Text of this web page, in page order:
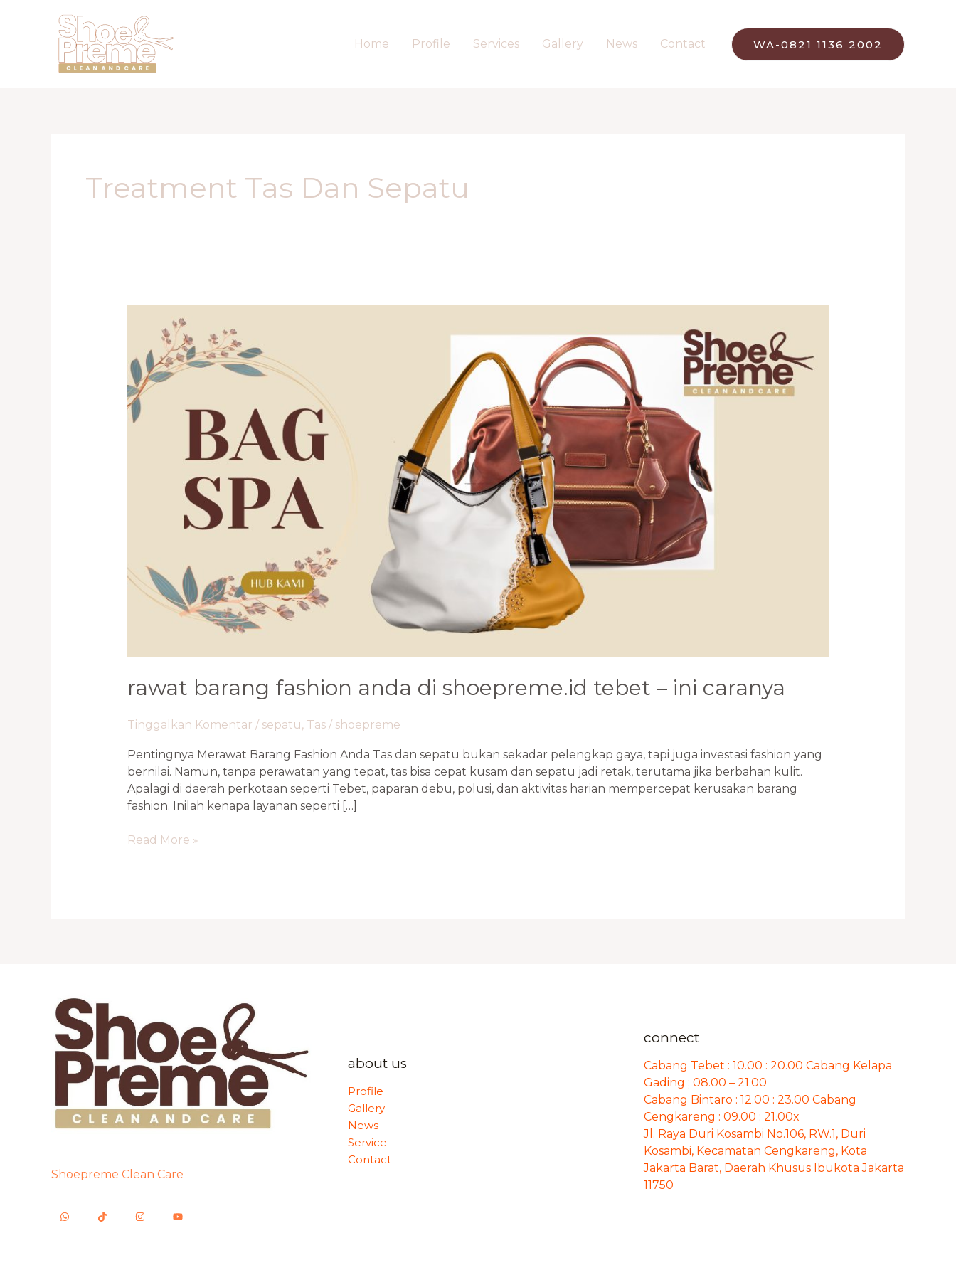
Home Profile Services Gallery News Contact WA-0821 1136 2002
Treatment Tas Dan Sepatu
rawat barang fashion anda di shoepreme.id tebet – ini caranya
Tinggalkan Komentar / sepatu, Tas/ shoepreme
Pentingnya Merawat Barang Fashion Anda Tas dan sepatu bukan sekadar pelengkap gaya, tapi juga investasi fashion yang
bernilai. Namun, tanpa perawatan yang tepat, tas bisa cepat kusam dan sepatu jadi retak, terutama jika berbahan kulit.
Apalagi di daerah perkotaan seperti Tebet, paparan debu, polusi, dan aktivitas harian mempercepat kerusakan barang
fashion. Inilah kenapa layanan seperti […]
Barang
Fashion
Anda
di
Shoepreme.ID
Tebet
Read More »
Shoepreme Clean Care
about us
Profile
Gallery
News
Service
Contact
connect
Cabang Tebet : 10.00 : 20.00 Cabang Kelapa
Gading ; 08.00 – 21.00
Cabang Bintaro : 12.00 : 23.00 Cabang
Cengkareng : 09.00 : 21.00x
Jl. Raya Duri Kosambi No.106, RW.1, Duri
Kosambi, Kecamatan Cengkareng, Kota
Jakarta Barat, Daerah Khusus Ibukota Jakarta
11750